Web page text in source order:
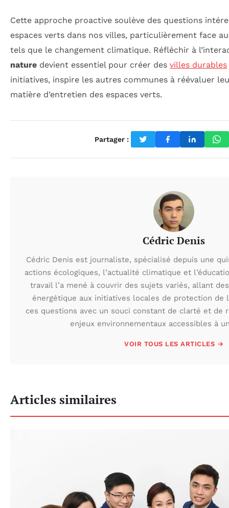
Cette approche proactive soulève des questions
espaces verts dans nos villes, particulièrement face
tels que le changement climatique. Réfléchir à
nature devient essentiel pour créer des villes durables
initiatives, inspire les autres communes à réévaluer
matière d’entretien des espaces verts.
Partager :
Cédric Denis
Cédric Denis est journaliste, spécialisé depuis une
actions écologiques, l’actualité climatique et
travail l’a mené à couvrir des sujets variés, allant
énergétique aux initiatives locales de protection de
ces questions avec un souci constant de clarté et de
enjeux environnementaux accessibles à
VOIR TOUS LES ARTICLES →
Articles similaires